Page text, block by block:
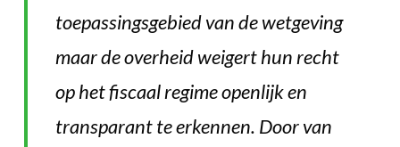
toepassingsgebied van de wetgeving
maar de overheid weigert hun recht
op het fiscaal regime openlijk en
transparant te erkennen. Door van